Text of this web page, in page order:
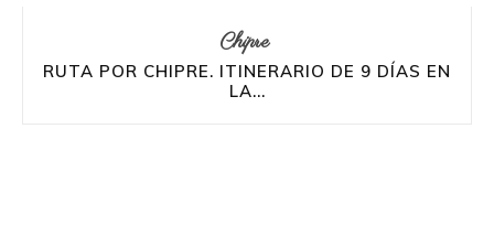
Chipre
RUTA POR CHIPRE. ITINERARIO DE 9 DÍAS EN
LA...